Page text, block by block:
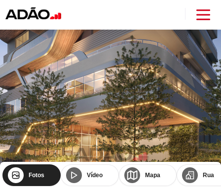
Fotos Vídeo Mapa Rua